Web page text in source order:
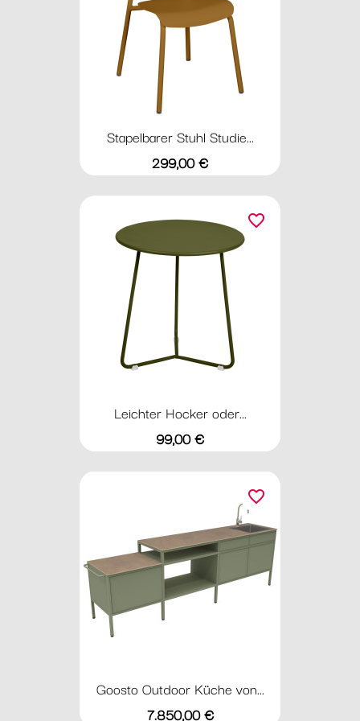
Stapelbarer Stuhl Studie...
Preis
299,00 €
Leichter Hocker oder...
Preis
99,00 €
favorite_border
Goosto Outdoor Küche von...
Preis
7.850,00 €
favorite_border